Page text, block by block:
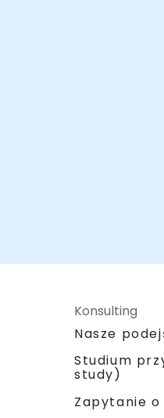
Konsulting
Nasze
Studium
study)
Zapytanie